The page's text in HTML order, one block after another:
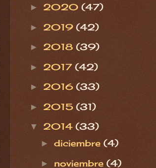
► 2020 (47)
► 2019 (42)
► 2018 (39)
► 2017 (42)
► 2016 (33)
► 2015 (31)
▼ 2014 (33)
►diciembre(4)
► noviembre(4)